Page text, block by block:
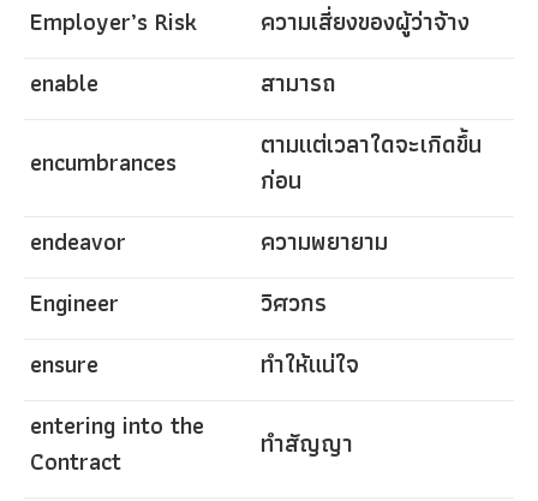
Employer’s Risk
ความเสี่ยงของผู้ว่าจ้าง
enable
สามารถ
encumbrances
ตามแต่เวลาใดจะเกิดขึ้น
ก่อน
endeavor
ความพยายาม
Engineer
วิศวกร
ensure
ทำให้แน่ใจ
entering into the
Contract
ทำสัญญา